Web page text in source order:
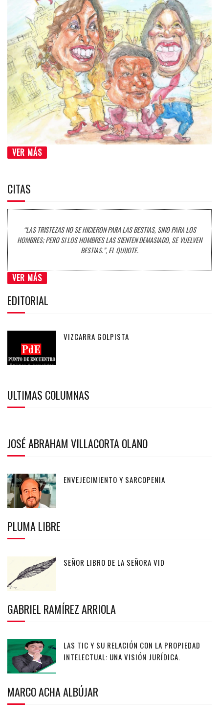
VER MÁS
CITAS
“LAS TRISTEZAS NO SE HICIERON PARA LAS BESTIAS, SINO PARA LOS
HOMBRES; PERO SI LOS HOMBRES LAS SIENTEN DEMASIADO, SE VUELVEN
BESTIAS.”, EL QUIJOTE.
VER MÁS
EDITORIAL
VIZCARRA GOLPISTA
ULTIMAS COLUMNAS
JOSÉ ABRAHAM VILLACORTA OLANO
ENVEJECIMIENTO Y SARCOPENIA
PLUMA LIBRE
SEÑOR LIBRO DE LA SEÑORA VID
GABRIEL RAMÍREZ ARRIOLA
LAS TIC Y SU RELACIÓN CON LA PROPIEDAD
INTELECTUAL: UNA VISIÓN JURÍDICA.
MARCO ACHA ALBÚJAR